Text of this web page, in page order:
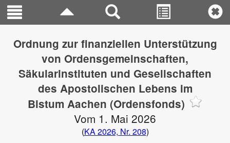
Ordnung zur finanziellen Unterstützung
von Ordensgemeinschaften,
Säkularinstituten und Gesellschaften
des Apostolischen Lebens im
Bistum Aachen (Ordensfonds)
Vom 1. Mai 2026
(KA 2026, Nr. 208)